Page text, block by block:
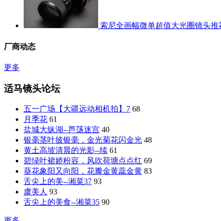
索尼全画幅微单超值大光圈镜头推
厂商动态
更多
适马镜头论坛
五一广场【大疆远动相机拍】7 68
月季花 61
盐城大纵湖--芦荡迷宫 40
银毫茎叶披银毫，金光菊花闪金光 48
黄土高坡清晨的光影--续 61
碧绿叶裙娇粉容，风吹荷塘点点红 69
葵花象阳又向阳，花瓣金黄蕊金黄 83
舌尖上的美--湘菜37 93
虞美人 93
舌尖上的美食--湘菜35 90